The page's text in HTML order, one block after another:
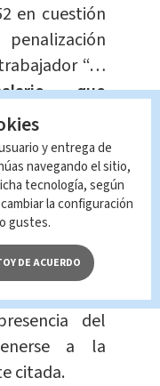
en cuestión
“…
que
…” como
se habla
obligatori
nombre, el
trabajador
en
del
a la
citada.
y entrega de
navegando el sitio,
tecnología, según
la configuración
gustes.
DE ACUERDO